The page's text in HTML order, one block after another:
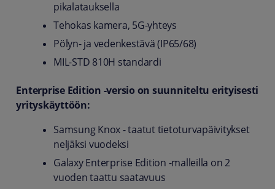
pikalatauksella
Tehokas kamera, 5G-yhteys
Pölyn- ja vedenkestävä (IP65/68)
MIL-STD 810H standardi
Enterprise Edition -versio on suunniteltu erityisesti
yrityskäyttöön:
Samsung Knox - taatut tietoturvapäivitykset
neljäksi vuodeksi
Galaxy Enterprise Edition -malleilla on 2
vuoden taattu saatavuus